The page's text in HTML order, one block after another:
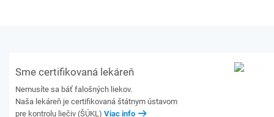
Sme certifikovaná lekáreň
Nemusíte sa báť falošných liekov.
Naša lekáreň je certifikovaná štátnym ústavom
pre kontrolu liečiv (ŠÚKL) Viac info